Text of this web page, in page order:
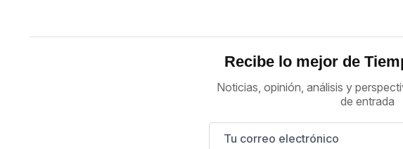
Recibe lo mejor de
Noticias, opinión, análisis y
de entrada